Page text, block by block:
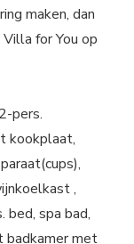
maken, dan
for You op
pers.
kookplaat,
,
bed, spa bad,
badkamer met